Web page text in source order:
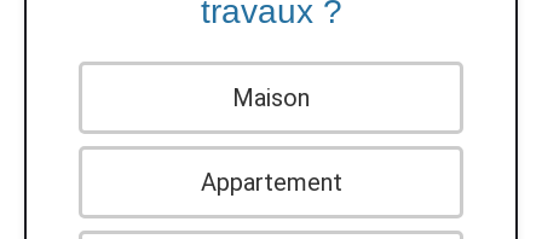
travaux ?
Maison
Appartement